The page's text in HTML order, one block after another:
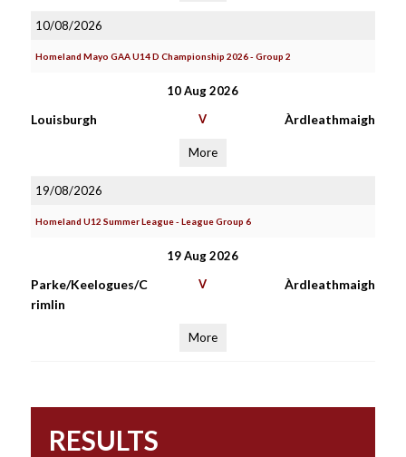
10/08/2026
Homeland Mayo GAA U14 D Championship 2026 - Group 2
10 Aug 2026
Louisburgh V Àrdleathmaigh
More
19/08/2026
Homeland U12 Summer League - League Group 6
19 Aug 2026
Parke/Keelogues/C
rimlin
V Àrdleathmaigh
More
RESULTS